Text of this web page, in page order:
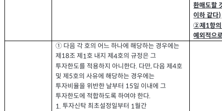
환매도할
이하 같다)
②제1항
예외적으
① 다음 각 호의 어느 하나에 해당하는 경우에는
제 18조 제 1호 내지 제4호의 규정은 그
투자한도를 적용하지 아니한다. 다만, 다음 제4호
및 제 5호의 사유에 해당하는 경우에는
투자비율을 위반한 날부터 15일 이내에 그
투자한도에 적합하도록 하여야 한다.
1.투자신탁 최초설정일부터 1월간